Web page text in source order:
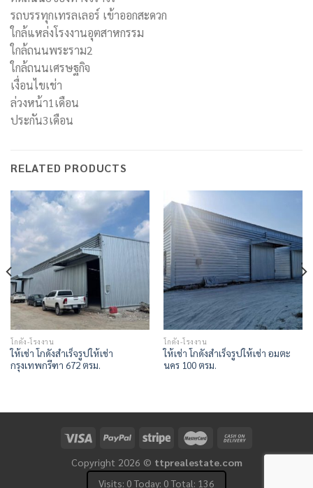
รถบรรทุกเทรลเลอร์ เข้าออกสะดวก
ใกล้แหล่งโรงงานอุตสาหกรรม
ใกล้ถนนพระราม2
ใกล้ถนนเศรษฐกิจ
เงื่อนไขเช่า
ล่วงหน้า1เดือน
ประกัน3เดือน
RELATED PRODUCTS
โกดัง-โรงงาน
ให้เช่า โกดังสำเร็จรูปให้เช่า
กรุงเทพกรีฑา 672 ตรม.
โกดัง-โรงงาน
ให้เช่า โกดังสำเร็จรูปให้เช่า อมตะ
นคร 100 ตรม.
Copyright 2026 © ttprealestate.com
Visits: 0 Today: 0 Total: 136